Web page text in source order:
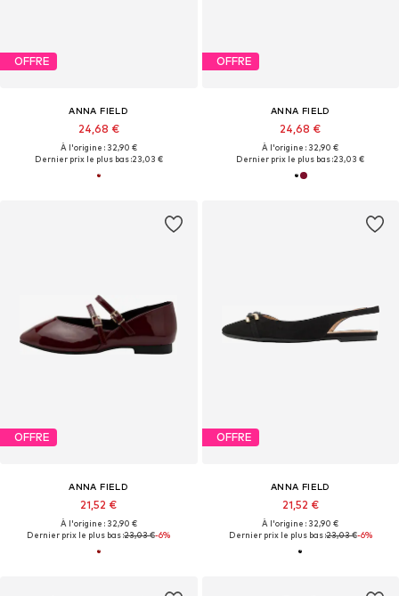
OFFRE
ANNA FIELD
24,68 €
À l'origine : 32,90 €
Dernier prix le plus bas :23,03 €
OFFRE
ANNA FIELD
24,68 €
À l'origine : 32,90 €
Dernier prix le plus bas :23,03 €
OFFRE
ANNA FIELD
21,52 €
À l'origine : 32,90 €
Dernier prix le plus bas :23,03 €-6%
OFFRE
ANNA FIELD
21,52 €
À l'origine : 32,90 €
Dernier prix le plus bas :23,03 €-6%